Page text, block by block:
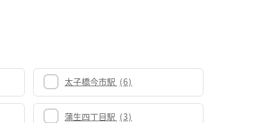
太子橋今市駅 (6)
蒲生四丁目駅 (3)